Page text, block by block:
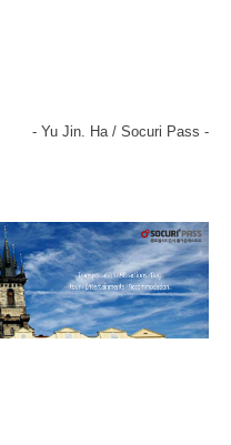
- Yu Jin. Ha / Socuri Pass -